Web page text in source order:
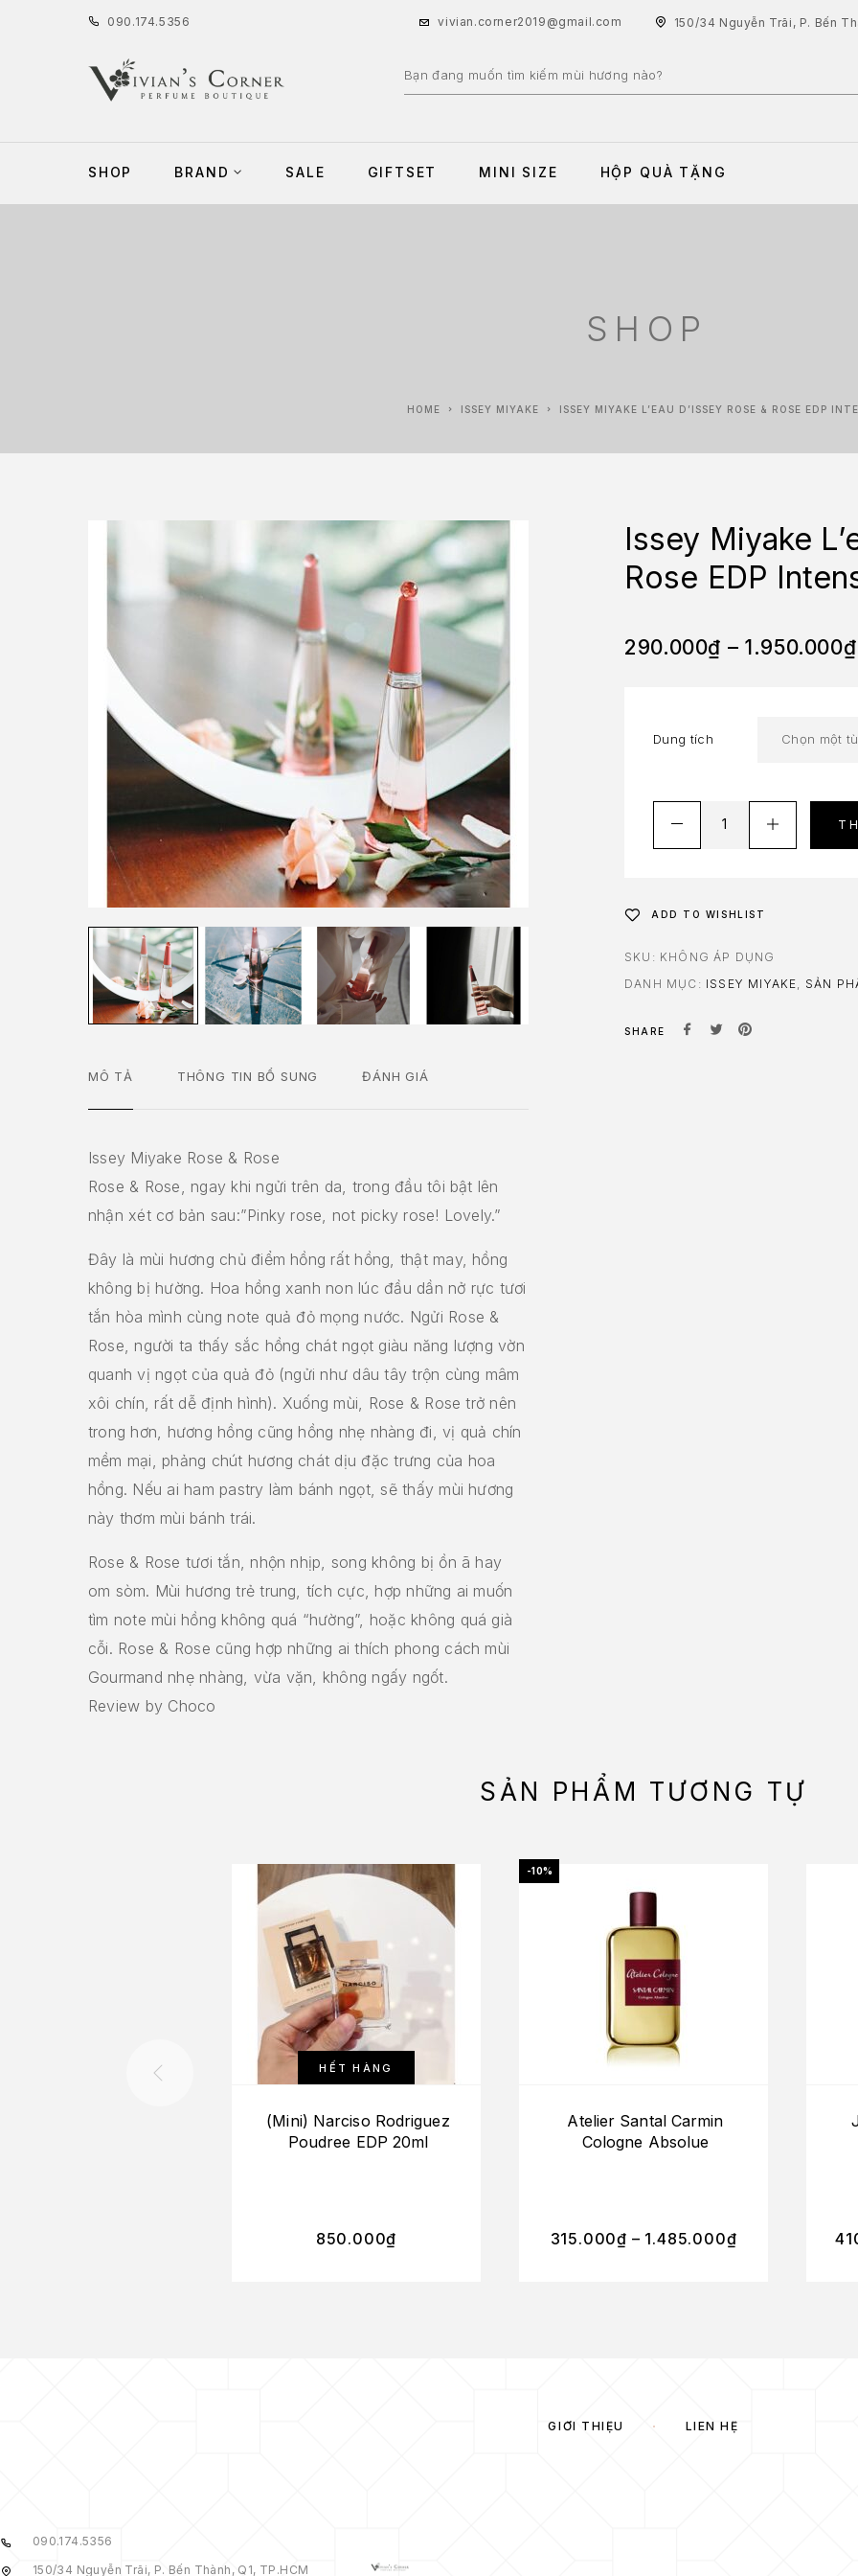
090 .174.5356 vivian.corner2019@gmail.com 150/34 Nguyễn Trãi, P. Bến
SHOP BRAND SALE GIFTSET MINI SIZE HỘP QUÀ TẶNG
SHOP
HOME ISSEY MIYAKE ISSEY MIYAKE L’EAU D’ISSEY ROSE & ROSE EDP
MÔ TẢ THÔNG TIN BỔ SUNG ĐÁNH GIÁ
Issey Miyake Rose & Rose
Rose & Rose, ngay khi ngửi trên da, trong đầu tôi bật lên
nhận xét cơ bản sau:”Pinky rose, not picky rose! Lovely.”
Đây là mùi hương chủ điểm hồng rất hồng, thật may, hồng
không bị hường. Hoa hồng xanh non lúc đầu dần nở rực tươi
tắn hòa mình cùng note quả đỏ mọng nước. Ngửi Rose &
Rose, người ta thấy sắc hồng chát ngọt giàu năng lượng vờn
quanh vị ngọt của quả đỏ (ngửi như dâu tây trộn cùng mâm
xôi chín, rất dễ định hình). Xuống mùi, Rose & Rose trở nên
trong hơn, hương hồng cũng hồng nhẹ nhàng đi, vị quả chín
mềm mại, phảng chút hương chát dịu đặc trưng của hoa
hồng. Nếu ai ham pastry làm bánh ngọt, sẽ thấy mùi hương
này thơm mùi bánh trái.
Rose & Rose tươi tắn, nhộn nhịp, song không bị ồn ã hay
om sòm. Mùi hương trẻ trung, tích cực, hợp những ai muốn
tìm note mùi hồng không quá “hường”, hoặc không quá già
cỗi. Rose & Rose cũng hợp những ai thích phong cách mùi
Gourmand nhẹ nhàng, vừa vặn, không ngấy ngốt.
Review by Choco
Issey Miyake
Rose EDP
290.000₫ – 1.950.000₫
Dung tích
ADD TO WISHLIST
SKU: KHÔNG ÁP DỤNG
DANH MỤC: ISSEY MIYAKE SẢN
SHARE
SẢN PHẨM TƯƠNG TỰ
HẾT HÀNG
(Mini) Narciso Rodriguez
Poudree EDP 20ml
850.000₫
-10%
Atelier Santal Carmin
Cologne Absolue
315.000₫ – 1.485.000₫
GIỚI THIỆU LIÊN HỆ
090.174.5356
150/34 Nguyễn Trãi, P. Bến Thành, Q1, TP.HCM